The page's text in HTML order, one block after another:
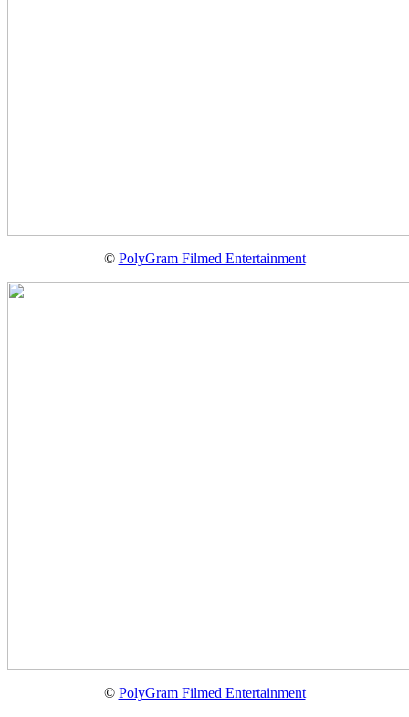
© PolyGram Filmed Entertainment
© PolyGram Filmed Entertainment